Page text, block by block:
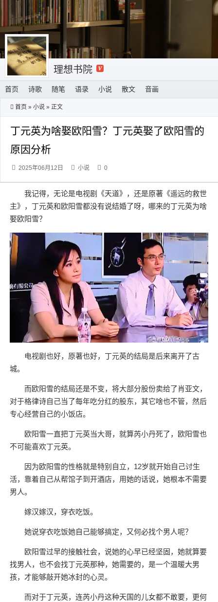
理想书院
首页 诗歌 随笔 语录 小说 散文 音画
首页 » 小说 » 正文
丁元英为啥娶欧阳雪？丁元英娶了欧阳雪的
原因分析
2025年06月12日 小说 0
我记得，无论是电视剧《天道》，还是原著《遥远的救世
主》，丁元英和欧阳雪都没有说结婚了呀，哪来的丁元英为啥
娶欧阳雪？
电视剧也好，原著也好，丁元英的结局是后来离开了古
城。
而欧阳雪的结局还是不变，将大部分股份卖给了肖亚文，
对于格律诗自己当了每年吃分红的股东，其它啥也不管，然后
专心经营自己的小饭店。
欧阳雪一直把丁元英当大哥，就算芮小丹死了，欧阳雪也
不可能喜欢丁元英。
因为欧阳雪的性格就是特别自立，12岁就开始自己讨生
活，靠着自己从帮馆子到开酒店，用她的话说，她根本不需要
男人。
嫁汉嫁汉，穿衣吃饭。
她说穿衣吃饭她自己能够搞定，又何必找个男人呢？
欧阳雪过早的接触社会，说她的心早已经坚固，她就算要
找男人，也不会找丁元英那种，她需要的，是一个温暖大男
孩，才能够敲开她冰封的心灵。
而对于丁元英，连芮小丹这种天国的儿女都不敢要，更何